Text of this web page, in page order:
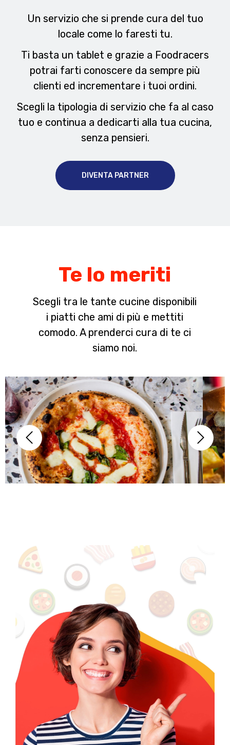
Un servizio che si prende cura del tuo
locale come lo faresti tu.
Ti basta un tablet e grazie a Foodracers
potrai farti conoscere da sempre più
clienti ed incrementare i tuoi ordini.
Scegli la tipologia di servizio che fa al caso
tuo e continua a dedicarti alla tua cucina,
senza pensieri.
DIVENTA PARTNER
Te lo meriti
Scegli tra le tante cucine disponibili
i piatti che ami di più e mettiti
comodo. A prenderci cura di te ci
siamo noi.
Previous Next